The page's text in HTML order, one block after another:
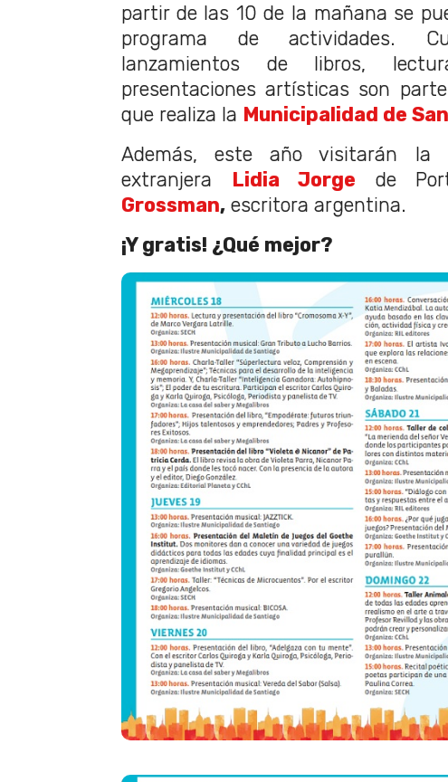
partir de las 10 de la mañana se
programa de actividades.
lanzamientos de libros,
presentaciones artísticas son
que realiza la Municipalidad de
Además, este año visitarán
extranjera Lidia Jorge de
Grossman, escritora argentina.
¡Y gratis! ¿Qué mejor?